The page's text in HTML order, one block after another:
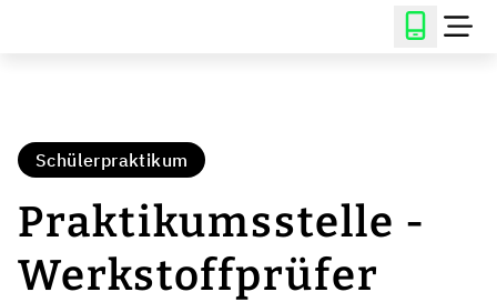
Schülerpraktikum
Praktikumsstelle -
Werkstoffprüfer